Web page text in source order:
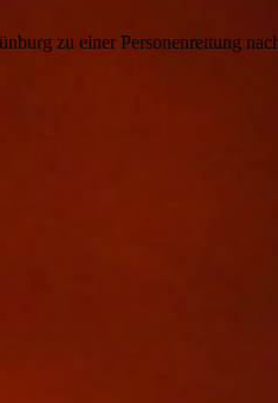
zu einer Personenrettung